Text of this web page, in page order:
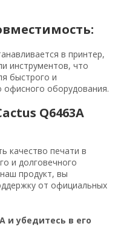
в принтер,
инструментов, что
быстрого и
оборудования.
Q6463A
качество печати в
и долговечного
продукт, вы
от официальных
и убедитесь в его